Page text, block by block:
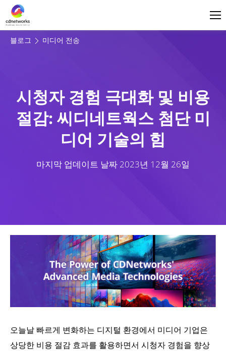
블로그 미디어 전송
시청자 경험 극대화 및 비용
절감: 씨디네트웍스 첨단 미
디어 기술의 힘
마지막 업데이트 날짜 2023년 12월 26일
오늘날 빠르게 변화하는 디지털 환경에서 미디어 기업은
상당한 비용 절감 효과를 활용하면서 시청자 경험을 향상